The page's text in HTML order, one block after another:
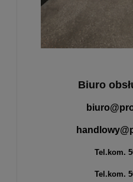
Biuro
Tel.kom.
Tel.kom.